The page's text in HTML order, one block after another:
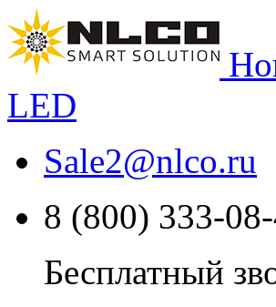
LED
Sale2@nlco.ru
8 (800) 333-
Бесплатный